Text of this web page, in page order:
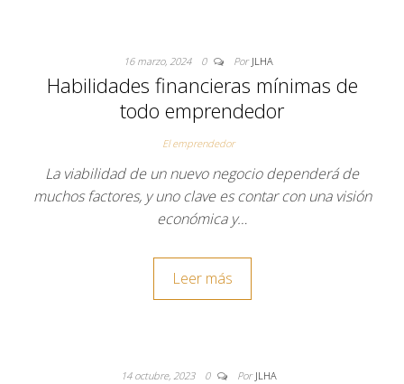
16 marzo, 2024 0 Por JLHA
Habilidades financieras mínimas de
todo emprendedor
El emprendedor
La viabilidad de un nuevo negocio dependerá de
muchos factores, y uno clave es contar con una visión
económica y…
Leer más
14 octubre, 2023 0 Por JLHA